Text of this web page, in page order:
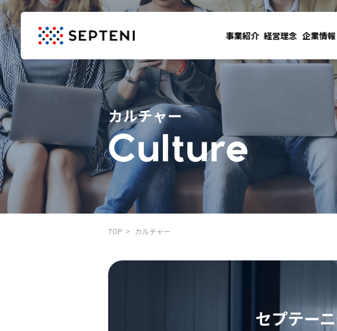
事業紹介 経営理念 企業情報
カルチャー
Culture
TOP カルチャー
セプテー